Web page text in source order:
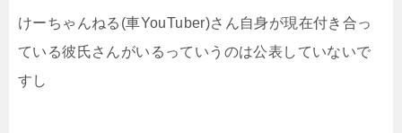
けーちゃんねる(車YouTuber)さん自身が現在付き合っ
ている彼氏さんがいるっていうのは公表していないで
すし